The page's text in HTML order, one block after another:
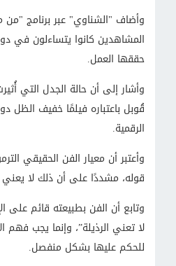
وأضاف "الشناوي" عبر برنامج "من
المشاهدين كانوا يتساءلون في
حققها العمل.
وأشار إلى أن حالة الجدل التي
قُوبل باعتباره فيلمًا خفيف الظل
الرقمية.
وأعتبر أن معيار الفن الحقيقي
قوله، مشددًا على أن ذلك لا
وتابع أن الفن بطبيعته قائم على
لا تعني الرذيلة”، وإنما يجب
للحكم عليها بشكل منفصل.